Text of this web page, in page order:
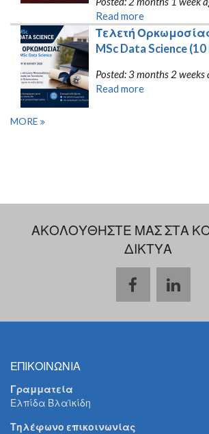
Read more
Τελετή
MSc Data Science
Posted: 3 months 2 weeks
Read more
MORE
ΑΚΟΛΟΥΘΗΣΤΕ ΜΑΣ ΣΤΑ
ΔΙΚΤΥΑ
ΕΠΙΚΟΙΝΩΝΙΑ
Γραμματεία
Ελπίδα Βλαϊκίδη
Τηλέφωνο επικοινωνίας